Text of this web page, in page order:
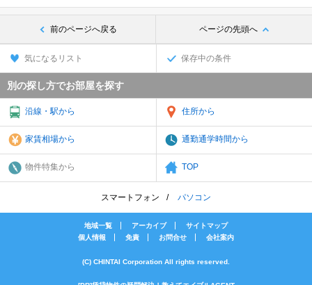
前のページへ戻る ページの先頭へ
気になるリスト 保存中の条件
別の探し方でお部屋を探す
沿線・駅から 住所から
家賃相場から 通勤通学時間から
物件特集から TOP
スマートフォン パソコン
地域一覧 アーカイブ
サイトマップ
個人情報
免責 お問合せ 会社案内
(C) CHINTAI Corporation All rights reserved.